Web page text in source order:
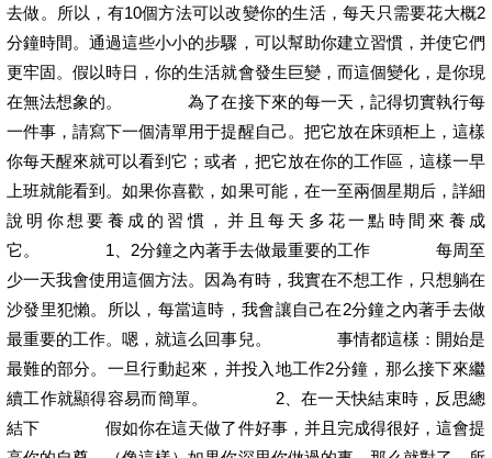
去做。所以，有10個方法可以改變你的生活，每天只需要花大概2
分鐘時間。通過這些小小的步驟，可以幫助你建立習慣，并使它們
更牢固。假以時日，你的生活就會發生巨變，而這個變化，是你現
在無法想象的。 為了在接下來的每一天，記得切實執行每
一件事，請寫下一個清單用于提醒自己。把它放在床頭柜上，這樣
你每天醒來就可以看到它；或者，把它放在你的工作區，這樣一早
上班就能看到。如果你喜歡，如果可能，在一至兩個星期后，詳細
說明你想要養成的習慣，并且每天多花一點時間來養成
它。 1、2分鐘之內著手去做最重要的工作 每周至
少一天我會使用這個方法。因為有時，我實在不想工作，只想躺在
沙發里犯懶。所以，每當這時，我會讓自己在2分鐘之內著手去做
最重要的工作。嗯，就這么回事兒。 事情都這樣：開始是
最難的部分。一旦行動起來，并投入地工作2分鐘，那么接下來繼
續工作就顯得容易而簡單。 2、在一天快結束時，反思總
結下 假如你在這天做了件好事，并且完成得很好，這會提